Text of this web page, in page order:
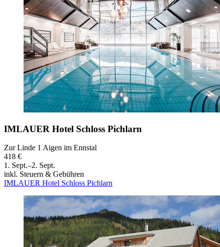
IMLAUER Hotel Schloss Pichlarn
Zur Linde 1 Aigen im Ennstal
418 €
1. Sept.–2. Sept.
inkl. Steuern & Gebühren
IMLAUER Hotel Schloss Pichlarn